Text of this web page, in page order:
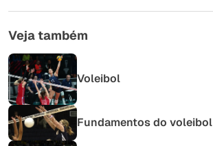
Veja também
Voleibol
Fundamentos do voleibol